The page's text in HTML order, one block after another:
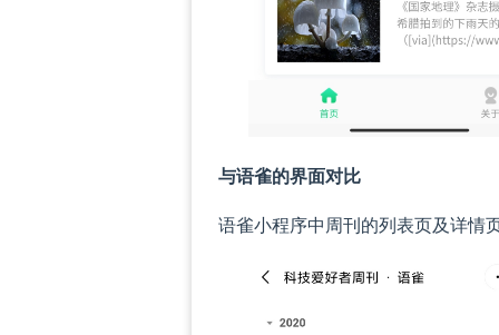
与语雀的界面对比
语雀小程序中周刊的列表页及详情